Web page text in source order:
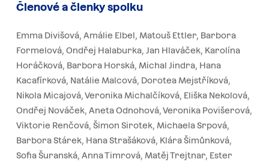
Členové a členky spolku
Emma Divišová, Amálie Elbel, Matouš Ettler, Barbora
Formelová, Ondřej Halaburka, Jan Hlaváček, Karolína
Horáčková, Barbora Horská, Michal Jindra, Hana
Kacafírková, Natálie Malcová, Dorotea Mejstříková,
Nikola Micajová, Veronika Michalčíková, Eliška Nekolová,
Ondřej Nováček, Aneta Odnohová, Veronika Povišerová,
Viktorie Renčová, Šimon Sirotek, Michaela Srpová,
Barbora Stárek, Hana Strašáková, Klára Šimůnková,
Sofia Šuranská, Anna Timrová, Matěj Trejtnar, Ester